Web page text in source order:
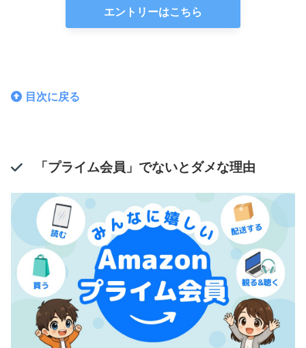
エントリーはこちら
目次に戻る
「プライム会員」でないとダメな理由